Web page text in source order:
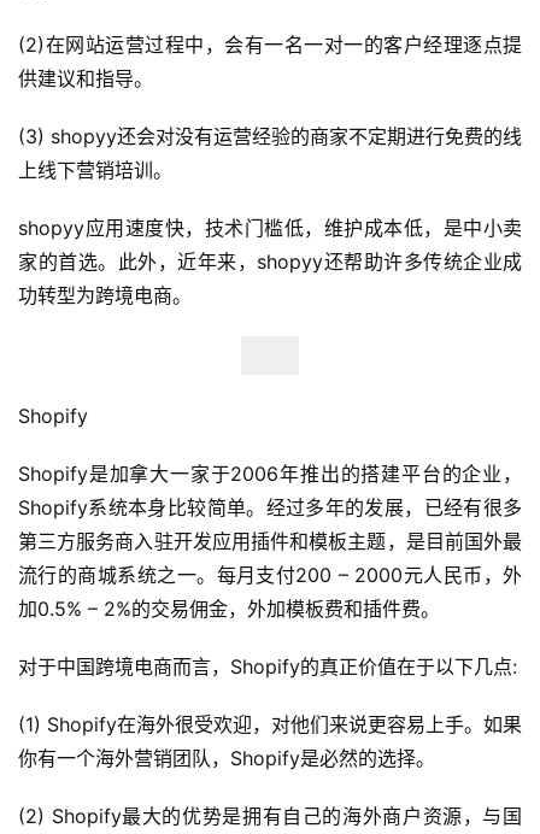
首
页
全
球
店
跨
境
科
(2)在网站运营过程中，会有一名一对一的客户经理逐点提
供建议和指导。
(3) shopyy还会对没有运营经验的商家不定期进行免费的线
上线下营销培训。
shopyy应用速度快，技术门槛低，维护成本低，是中小卖
家的首选。此外，近年来，shopyy还帮助许多传统企业成
功转型为跨境电商。
Shopify
Shopify是加拿大一家于2006年推出的搭建平台的企业，
Shopify系统本身比较简单。经过多年的发展，已经有很多
第三方服务商入驻开发应用插件和模板主题，是目前国外最
流行的商城系统之一。每月支付200 – 2000元人民币，外
加0.5% – 2%的交易佣金，外加模板费和插件费。
对于中国跨境电商而言，Shopify的真正价值在于以下几点:
(1) Shopify在海外很受欢迎，对他们来说更容易上手。如果
你有一个海外营销团队，Shopify是必然的选择。
(2) Shopify最大的优势是拥有自己的海外商户资源，与国